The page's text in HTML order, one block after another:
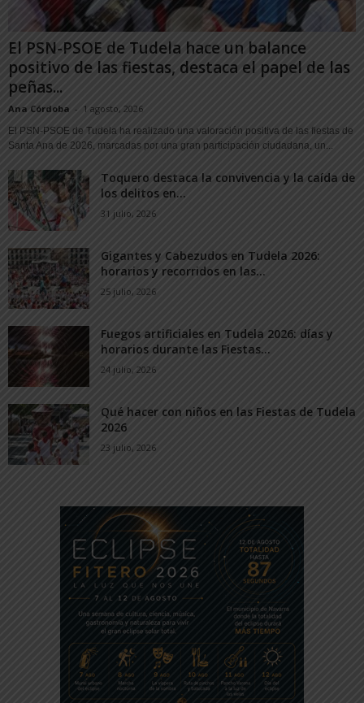
El PSN-PSOE de Tudela hace un balance
positivo de las fiestas, destaca el papel de las
peñas...
Ana Córdoba - 1 agosto, 2026
El PSN-PSOE de Tudela ha realizado una valoración positiva de las fiestas de
Santa Ana de 2026, marcadas por una gran participación ciudadana, un...
Toquero destaca la convivencia y la caída de
los delitos en...
31 julio, 2026
Gigantes y Cabezudos en Tudela 2026:
horarios y recorridos en las...
25 julio, 2026
Fuegos artificiales en Tudela 2026: días y
horarios durante las Fiestas...
24 julio, 2026
Qué hacer con niños en las Fiestas de Tudela
2026
23 julio, 2026